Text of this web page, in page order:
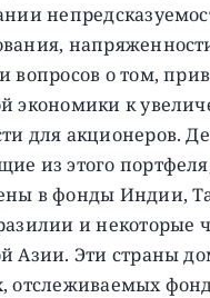
вопросов о том,
экономики к
для акционеров.
из этого
в фонды Индии,
и некоторые
Азии. Эти страны
отслеживаемых